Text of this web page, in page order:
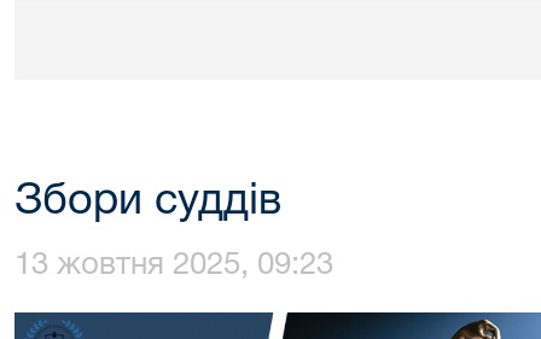
Збори суддів
13 жовтня 2025, 09:23